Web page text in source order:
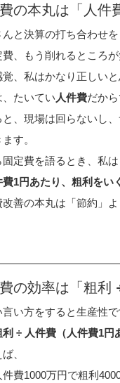
の本丸は「人
と決算の打ち合わせ
費、もう削れるところ
覚、私はかなり正しい
、たいてい 人件費だか
と、現場は回らないし
す。
固定費を語るとき、私
費1円あたり、粗利をい
改善の本丸は「節約」
の効率は「粗利
い方をすると生産性
利 ÷ 人件費（人件費1円
、
件費1000万円で粗利